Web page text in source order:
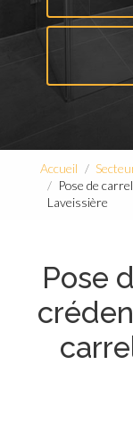
Accueil
Pose de
Laveissière
Pose